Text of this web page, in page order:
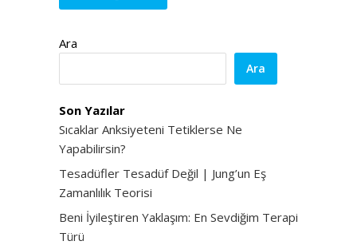
Ara
Ara
Son Yazılar
Sıcaklar Anksiyeteni Tetiklerse Ne
Yapabilirsin?
Tesadüfler Tesadüf Değil | Jung’un Eş
Zamanlılık Teorisi
Beni İyileştiren Yaklaşım: En Sevdiğim Terapi
Türü